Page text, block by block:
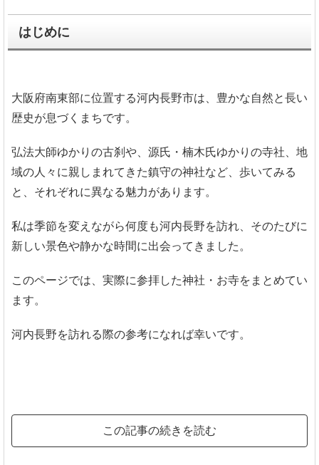
はじめに
大阪府南東部に位置する河内長野市は、豊かな自然と長い
歴史が息づくまちです。
弘法大師ゆかりの古刹や、源氏・楠木氏ゆかりの寺社、地
域の人々に親しまれてきた鎮守の神社など、歩いてみる
と、それぞれに異なる魅力があります。
私は季節を変えながら何度も河内長野を訪れ、そのたびに
新しい景色や静かな時間に出会ってきました。
このページでは、実際に参拝した神社・お寺をまとめてい
ます。
河内長野を訪れる際の参考になれば幸いです。
この記事の続きを読む